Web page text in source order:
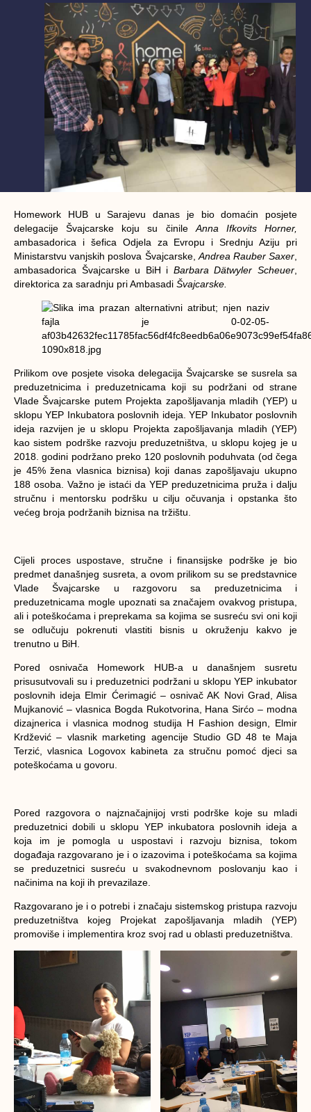
Homework HUB u Sarajevu danas je bio domaćin posjete
delegacije Švajcarske koju su činile Anna Ifkovits Horner,
ambasadorica i šefica Odjela za Evropu i Srednju Aziju pri
Ministarstvu vanjskih poslova Švajcarske, Andrea Rauber Saxer
ambasadorica Švajcarske u BiH i Barbara Dätwyler Scheuer
direktorica za saradnju pri Ambasadi Švajcarske.
Prilikom ove posjete visoka delegacija Švajcarske se susrela sa
preduzetnicima i preduzetnicama koji su podržani od strane
Vlade Švajcarske putem Projekta zapošljavanja mladih (YEP) u
sklopu YEP Inkubatora poslovnih ideja. YEP Inkubator poslovnih
ideja razvijen je u sklopu Projekta zapošljavanja mladih (YEP)
kao sistem podrške razvoju preduzetništva, u sklopu kojeg je u
2018. godini podržano preko 120 poslovnih poduhvata (od čega
je 45% žena vlasnica biznisa) koji danas zapošljavaju ukupno
188 osoba. Važno je istaći da YEP preduzetnicima pruža i dalju
stručnu i mentorsku podršku u cilju očuvanja i opstanka što
većeg broja podržanih biznisa na tržištu.
Cijeli proces uspostave, stručne i finansijske podrške je bio
predmet današnjeg susreta, a ovom prilikom su se predstavnice
Vlade Švajcarske u razgovoru sa preduzetnicima i
preduzetnicama mogle upoznati sa značajem ovakvog pristupa,
ali i poteškoćama i preprekama sa kojima se susreću svi oni koji
se odlučuju pokrenuti vlastiti bisnis u okruženju kakvo je
trenutno u BiH.
Pored osnivača Homework HUB-a u današnjem susretu
prisusutvovali su i preduzetnici podržani u sklopu YEP inkubator
poslovnih ideja Elmir Ćerimagić – osnivač AK Novi Grad, Alisa
Mujkanović – vlasnica Bogda Rukotvorina, Hana Sirćo – modna
dizajnerica i vlasnica modnog studija H Fashion design, Elmir
Krdžević – vlasnik marketing agencije Studio GD 48 te Maja
Terzić, vlasnica Logovox kabineta za stručnu pomoć djeci sa
poteškoćama u govoru.
Pored razgovora o najznačajnijoj vrsti podrške koje su mladi
preduzetnici dobili u sklopu YEP inkubatora poslovnih ideja a
koja im je pomogla u uspostavi i razvoju biznisa, tokom
događaja razgovarano je i o izazovima i poteškoćama sa kojima
se preduzetnici susreću u svakodnevnom poslovanju kao i
načinima na koji ih prevazilaze.
Razgovarano je i o potrebi i značaju sistemskog pristupa razvoju
preduzetništva kojeg Projekat zapošljavanja mladih (YEP)
promoviše i implementira kroz svoj rad u oblasti preduzetništva.